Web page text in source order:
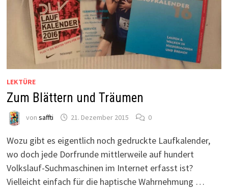
LEKTÜRE
Zum Blättern und Träumen
von saffti 21. Dezember 2015 0
Wozu gibt es eigentlich noch gedruckte Laufkalender,
wo doch jede Dorfrunde mittlerweile auf hundert
Volkslauf-Suchmaschinen im Internet erfasst ist?
Vielleicht einfach für die haptische Wahrnehmung …